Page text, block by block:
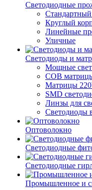
Светодиодные
Круглый
Линейные
Уличные
Светодиоды и
Мощные
COB
Матрицы
SMD
Линзы для
Светодиоды
Оптоволокно
Светодиодные
Светодиодные
Промышленное и